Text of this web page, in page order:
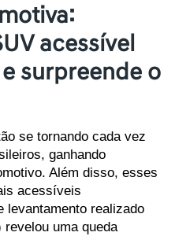
acessível
surpreende o
se tornando cada vez
ganhando
Além disso, esses
acessíveis
levantamento realizado
uma queda